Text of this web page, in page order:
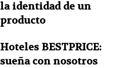
la identidad de un
producto
Hoteles BESTPRICE:
sueña con nosotros